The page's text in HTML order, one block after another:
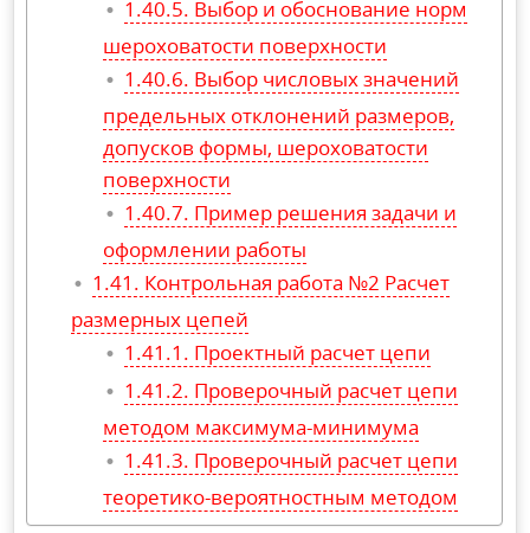
Выбор и обоснование норм
шероховатости поверхности
Выбор числовых значений
предельных отклонений размеров,
допусков формы, шероховатости
поверхности
Пример решения задачи и
оформлении работы
Контрольная работа №2 Расчет
размерных цепей
Проектный расчет цепи
Проверочный расчет цепи
методом максимума-минимума
Проверочный расчет цепи
теоретико-вероятностным методом